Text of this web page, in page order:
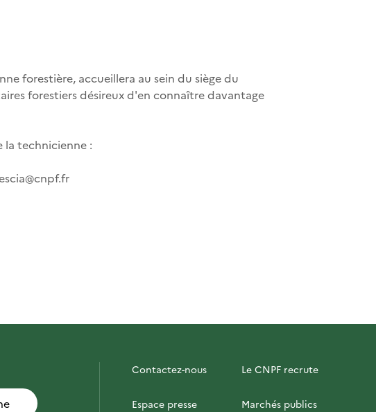
forestière, accueillera au sein du siège du
forestiers désireux d'en connaître davantage
la technicienne :
Contactez-nous Le CNPF recrute
Espace presse Marchés publics